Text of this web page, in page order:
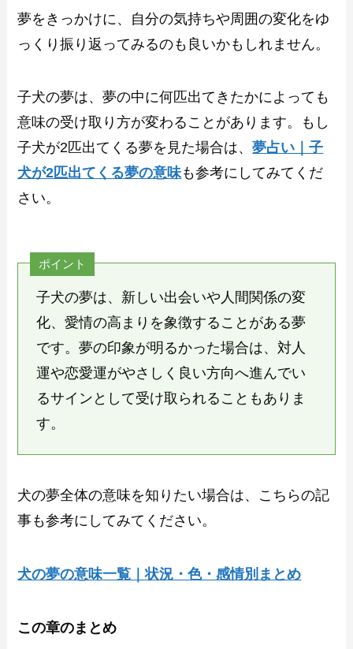
夢をきっかけに、自分の気持ちや周囲の変化をゆ
っくり振り返ってみるのも良いかもしれません。
子犬の夢は、夢の中に何匹出てきたかによっても
意味の受け取り方が変わることがあります。もし
子犬が2匹出てくる夢を見た場合は、夢占い｜子
犬が2匹出てくる夢の意味も参考にしてみてくだ
さい。
ポイント
子犬の夢は、新しい出会いや人間関係の変
化、愛情の高まりを象徴することがある夢
です。夢の印象が明るかった場合は、対人
運や恋愛運がやさしく良い方向へ進んでい
るサインとして受け取られることもありま
す。
犬の夢全体の意味を知りたい場合は、こちらの記
事も参考にしてみてください。
犬の夢の意味一覧｜状況・色・感情別まとめ
この章のまとめ